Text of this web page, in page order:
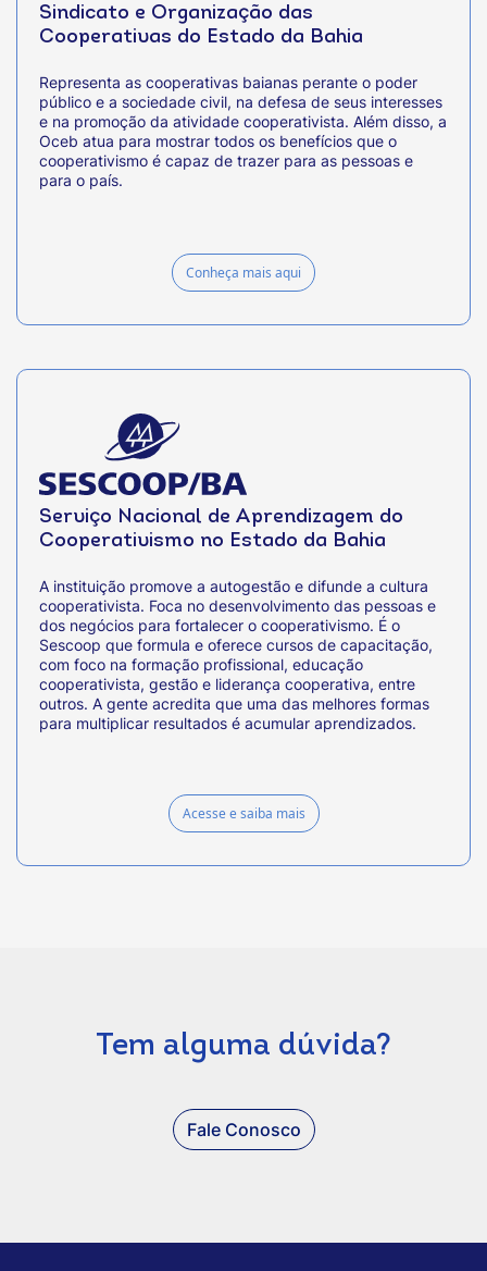
Sindicato e Organização das
Cooperativas do Estado da Bahia
Representa as cooperativas baianas perante o poder
público e a sociedade civil, na defesa de seus interesses
e na promoção da atividade cooperativista. Além disso, a
Oceb atua para mostrar todos os benefícios que o
cooperativismo é capaz de trazer para as pessoas e
para o país.
Conheça mais aqui
Serviço Nacional de Aprendizagem do
Cooperativismo no Estado da Bahia
A instituição promove a autogestão e difunde a cultura
cooperativista. Foca no desenvolvimento das pessoas e
dos negócios para fortalecer o cooperativismo. É o
Sescoop que formula e oferece cursos de capacitação,
com foco na formação profissional, educação
cooperativista, gestão e liderança cooperativa, entre
outros. A gente acredita que uma das melhores formas
para multiplicar resultados é acumular aprendizados.
Acesse e saiba mais
Tem alguma dúvida?
Fale Conosco